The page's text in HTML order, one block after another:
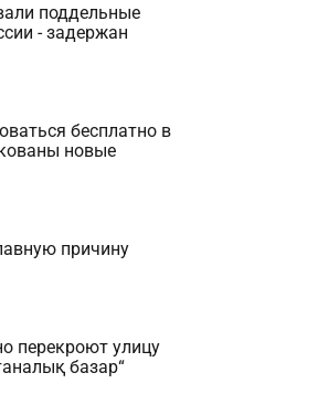
поддельные
- задержан
бесплатно в
новые
причину
перекроют улицу
базар“